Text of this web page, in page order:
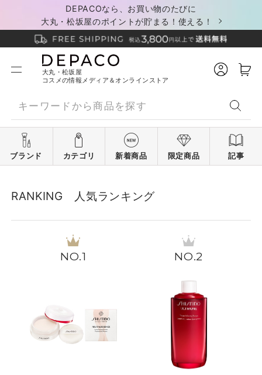
DEPACOなら、お買い物のたびに
大丸・松坂屋のポイントが貯まる！使える！
大丸・松坂屋
コスメの情報メディア＆オンラインストア
ブランド カテゴリ 新着商品 限定商品 記事
RANKING 人気ランキング
1 2